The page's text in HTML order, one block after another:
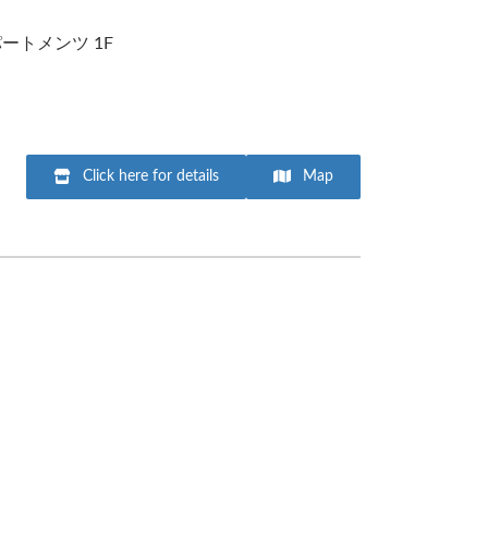
トメンツ 1F
Click here for details Map